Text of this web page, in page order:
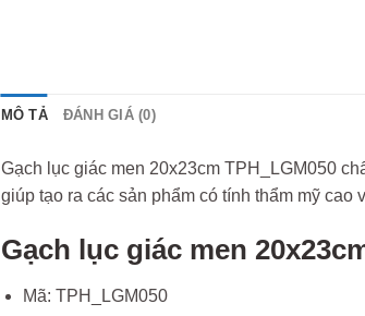
MÔ TẢ ĐÁNH GIÁ (0)
Gạch lục giác men 20x23cm TPH_LGM050
giúp tạo ra các sản phẩm có tính thẩm mỹ
Gạch lục giác men
Mã: TPH_LGM050